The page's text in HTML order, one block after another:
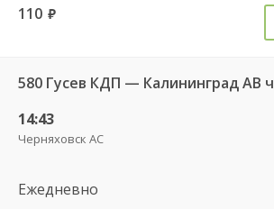
110 руб.
14:43
Черняховск АС
Ежедневно